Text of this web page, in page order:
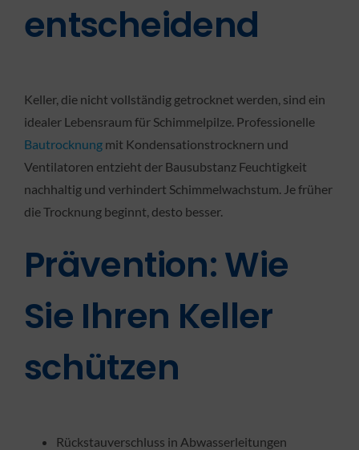
entscheidend
Keller, die nicht vollständig getrocknet werden, sind ein
idealer Lebensraum für Schimmelpilze. Professionelle
Bautrocknung mit Kondensationstrocknern und
Ventilatoren entzieht der Bausubstanz Feuchtigkeit
nachhaltig und verhindert Schimmelwachstum. Je früher
die Trocknung beginnt, desto besser.
Prävention: Wie
Sie Ihren Keller
schützen
Rückstauverschluss in Abwasserleitungen